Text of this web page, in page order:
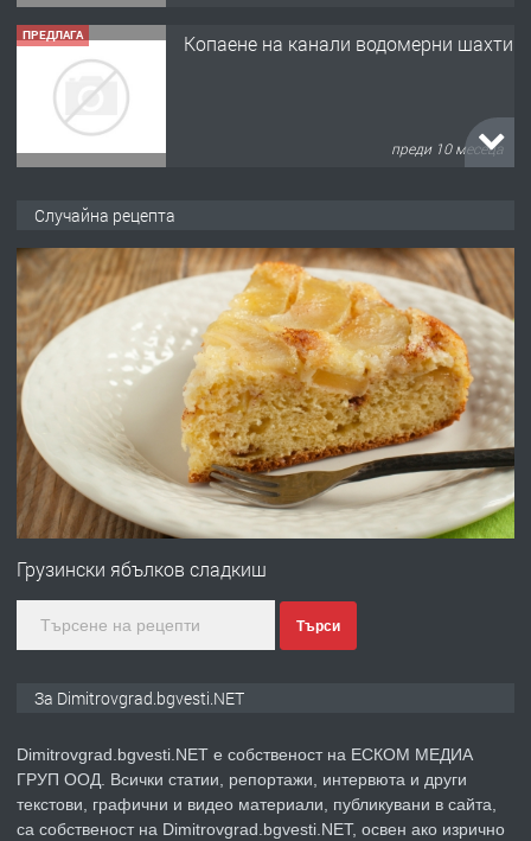
ПРЕДЛАГА Копаене на канали водомерни шахти
преди 10 месеца
преди 11 месеца
ПРЕДЛАГА
Отпушване на канали тоалетни
вертикални щрангове
преди 11 месеца
ПРЕДЛАГА Онлайн магазин за всички!
преди 2 месеца
ПРЕДЛАГА
Случайна рецепта
Грузински ябълков сладкиш
Търси
За Dimitrovgrad.bgvesti.NET
Dimitrovgrad.bgvesti.NET е собственост на ЕСКОМ МЕДИА
ГРУП ООД. Всички статии, репортажи, интервюта и други
текстови, графични и видео материали, публикувани в сайта,
са собственост на Dimitrovgrad.bgvesti.NET, освен ако изрично